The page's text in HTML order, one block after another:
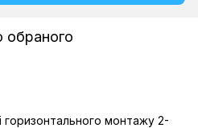
обраного
горизонтального монтажу 2-